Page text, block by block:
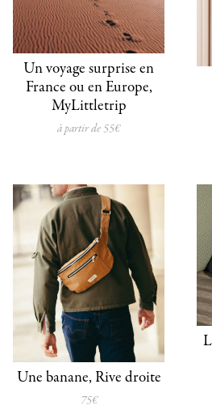
Un voyage surprise en
France ou en Europe,
MyLittletrip
à partir de 55€
Une banane, Rive droite
75€